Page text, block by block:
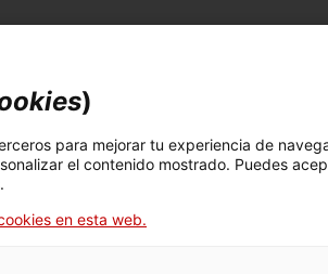
de la puesta en servicio de la
)
para mejorar tu experiencia de
el contenido mostrado. Puedes
en esta web.